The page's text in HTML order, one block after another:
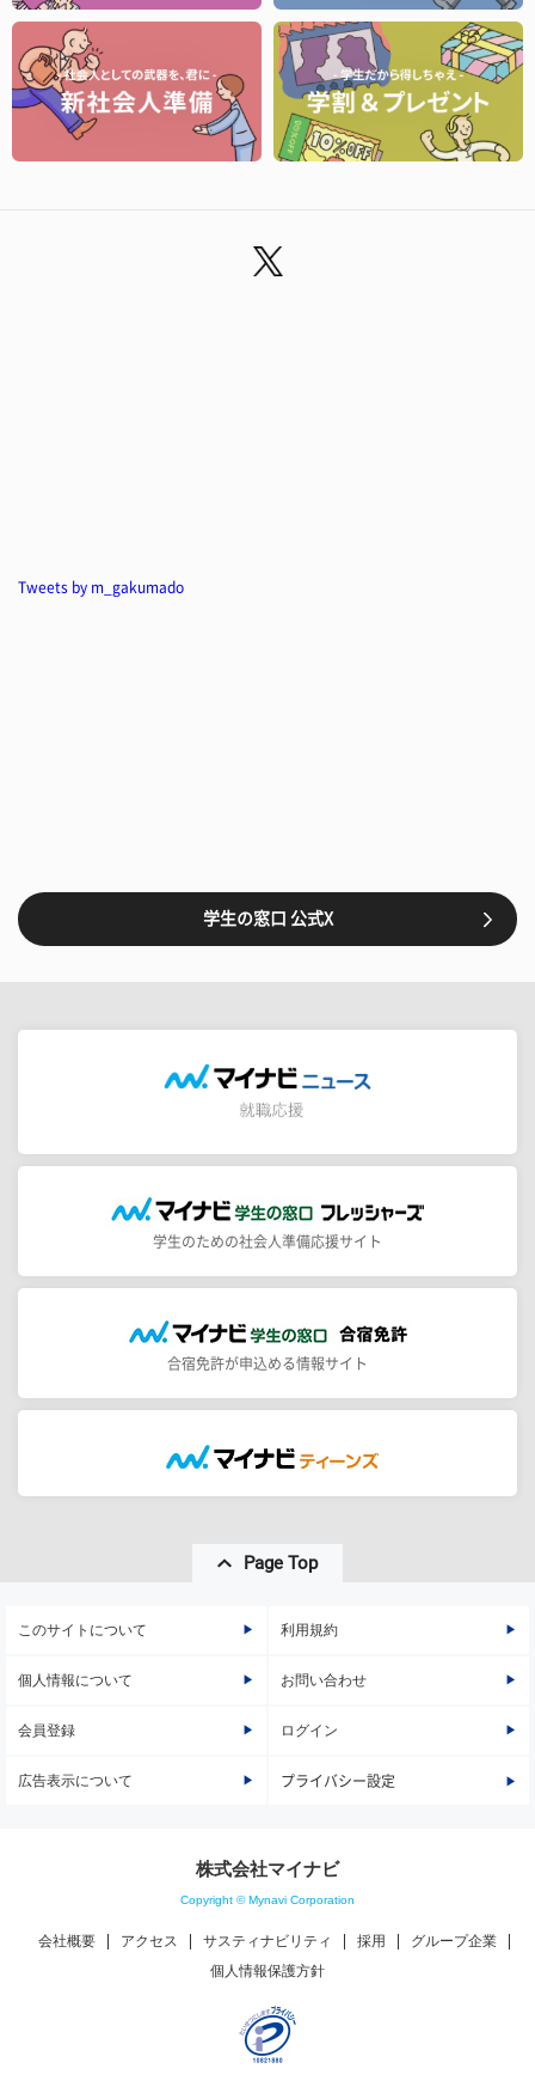
Tweets by m_gakumado
学生の窓口 公式X
学生のための社会人準備応援サイト
合宿免許が申込める情報サイト
Page Top
このサイトについて 利用規約
個人情報について お問い合わせ
会員登録 ログイン
広告表示について プライバシー設定
株式会社マイナビ
Copyright © Mynavi Corporation
会社概要 アクセス サスティナビリティ 採用
グループ企業
個人情報保護方針